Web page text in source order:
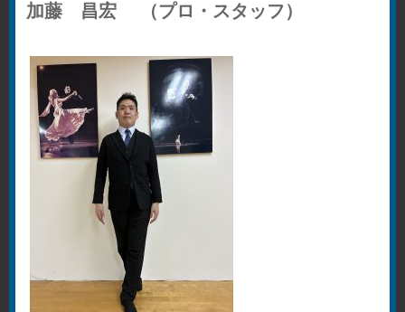
加藤 昌宏 （プロ・スタッフ）